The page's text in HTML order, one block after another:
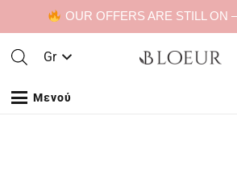
OUR OFFERS ARE STILL ON
Gr
Μενού